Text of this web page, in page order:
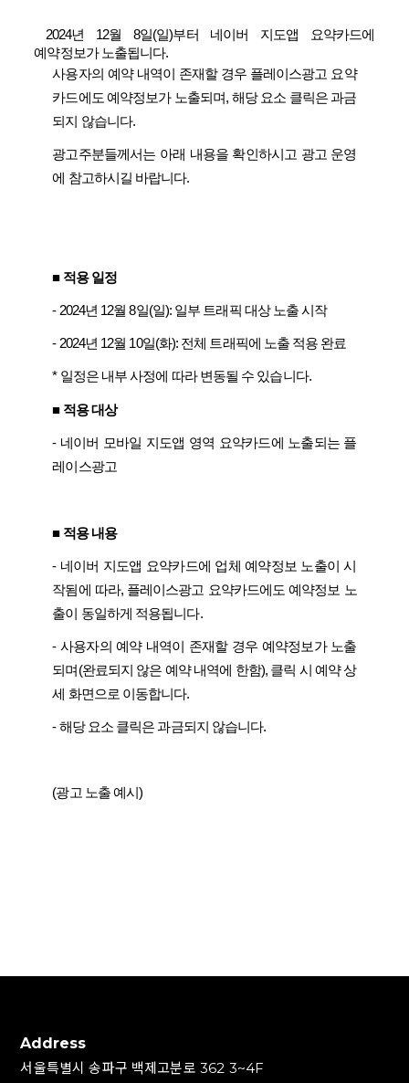
2024년 12월 8일(일)부터 네이버 지도앱 요약카드에
예약정보가 노출됩니다.
사용자의 예약 내역이 존재할 경우 플레이스광고 요약
카드에도 예약정보가 노출되며, 해당 요소 클릭은 과금
되지 않습니다.
광고주분들께서는 아래 내용을 확인하시고 광고 운영
에 참고하시길 바랍니다.
■ 적용 일정
- 2024년 12월 8일(일): 일부 트래픽 대상 노출 시작
- 2024년 12월 10일(화): 전체 트래픽에 노출 적용 완료
* 일정은 내부 사정에 따라 변동될 수 있습니다.
■ 적용 대상
- 네이버 모바일 지도앱 영역 요약카드에 노출되는 플
레이스광고
■ 적용 내용
- 네이버 지도앱 요약카드에 업체 예약정보 노출이 시
작됨에 따라, 플레이스광고 요약카드에도 예약정보 노
출이 동일하게 적용됩니다.
- 사용자의 예약 내역이 존재할 경우 예약정보가 노출
되며(완료되지 않은 예약 내역에 한함), 클릭 시 예약 상
세 화면으로 이동합니다.
- 해당 요소 클릭은 과금되지 않습니다.
(광고 노출 예시)
Address
서울특별시 송파구 백제고분로 362 3~4F